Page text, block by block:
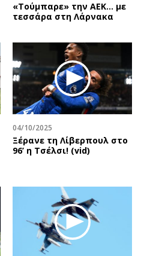
«Τούμπαρε» την ΑΕΚ… με
τεσσάρα στη Λάρνακα
04/10/2025
Ξέρανε τη Λίβερπουλ στο
96’ η Τσέλσι! (vid)